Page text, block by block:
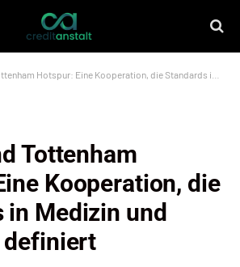
Hotspur: Eine Kooperation, die Standards in Medizin und Sport neu definiert
Tottenham
Kooperation, die
in Medizin und
definiert